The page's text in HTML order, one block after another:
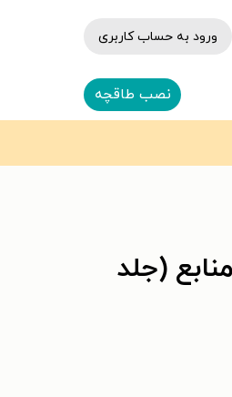
ورود به حساب کاربری
نصب طاقچه
بازیابی منابع (جلد